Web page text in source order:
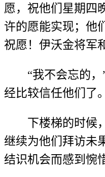
愿，祝他们星期四
许的愿能实现；
祝愿！伊沃金将军
“我不会忘的
经比较信任他们了。
下楼梯的时候
继续为他们拜访未
结识机会而感到惋